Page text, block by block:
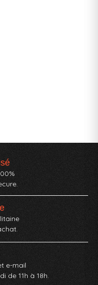
e-mail
de 11h à 18h.